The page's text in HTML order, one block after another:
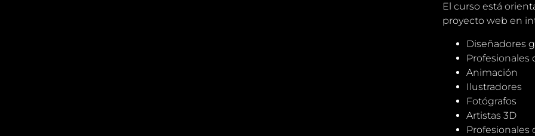
El curso está
proyecto web en
Diseñadores
Profesionales
Animación
Ilustradores
Fotógrafos
Artistas 3D